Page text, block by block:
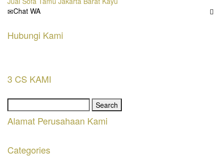
Chat WA
Hubungi Kami
3 CS KAMI
for:
Alamat Perusahaan Kami
Categories